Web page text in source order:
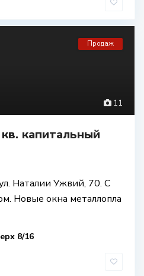
11
Продаж
капитальный
Наталии Ужвий, 70. С
Новые окна металлопла
8/16